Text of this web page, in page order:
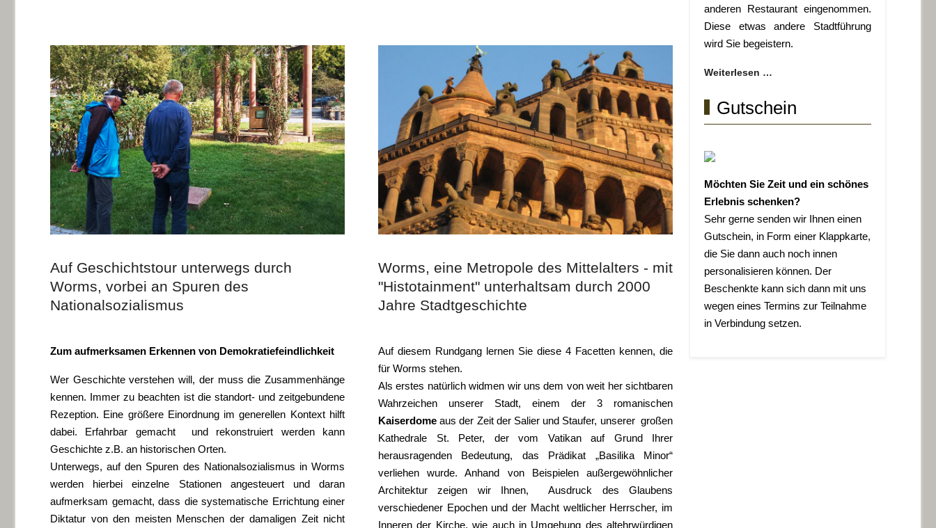
Auf Geschichtstour unterwegs durch
Worms, vorbei an Spuren des
Nationalsozialismus
Zum aufmerksamen Erkennen von Demokratiefeindlichkeit
Wer Geschichte verstehen will, der muss die Zusammenhänge
kennen. Immer zu beachten ist die standort- und zeitgebundene
Rezeption. Eine größere Einordnung im generellen Kontext hilft
dabei. Erfahrbar gemacht und rekonstruiert werden kann
Geschichte z.B. an historischen Orten.
Unterwegs, auf den Spuren des Nationalsozialismus in Worms
werden hierbei einzelne Stationen angesteuert und daran
aufmerksam gemacht, dass die systematische Errichtung einer
Diktatur von den meisten Menschen der damaligen Zeit nicht
Worms, eine Metropole des Mittelalters - mit
"Histotainment" unterhaltsam durch 2000
Jahre Stadtgeschichte
Auf diesem Rundgang lernen Sie diese 4 Facetten kennen, die
für Worms stehen.
Als erstes natürlich widmen wir uns dem von weit her sichtbaren
Wahrzeichen unserer Stadt, einem der 3 romanischen
Kaiserdome aus der Zeit der Salier und Staufer, unserer großen
Kathedrale St. Peter, der vom Vatikan auf Grund Ihrer
herausragenden Bedeutung, das Prädikat „Basilika Minor“
verliehen wurde. Anhand von Beispielen außergewöhnlicher
Architektur zeigen wir Ihnen, Ausdruck des Glaubens
verschiedener Epochen und der Macht weltlicher Herrscher, im
Inneren der Kirche, wie auch in Umgehung des altehrwürdigen
anderen Restaurant eingenommen.
Diese etwas andere Stadtführung
wird Sie begeistern.
Weiterlesen …
Gutschein
Möchten Sie Zeit und ein schönes
Erlebnis schenken?
Sehr gerne senden wir Ihnen einen
Gutschein, in Form einer Klappkarte,
die Sie dann auch noch innen
personalisieren können. Der
Beschenkte kann sich dann mit uns
wegen eines Termins zur Teilnahme
in Verbindung setzen.